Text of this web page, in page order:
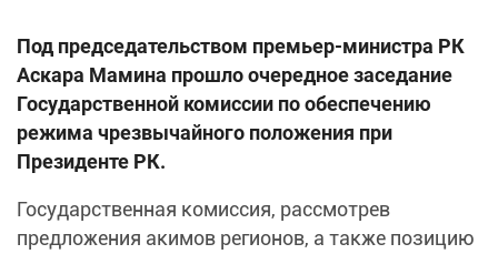
Под председательством премьер-министра РК
Аскара Мамина прошло очередное заседание
Государственной комиссии по обеспечению
режима чрезвычайного положения при
Президенте РК.
Государственная комиссия, рассмотрев
предложения акимов регионов, а также позицию